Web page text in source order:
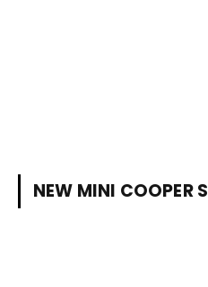
NEW MINI COOPER S